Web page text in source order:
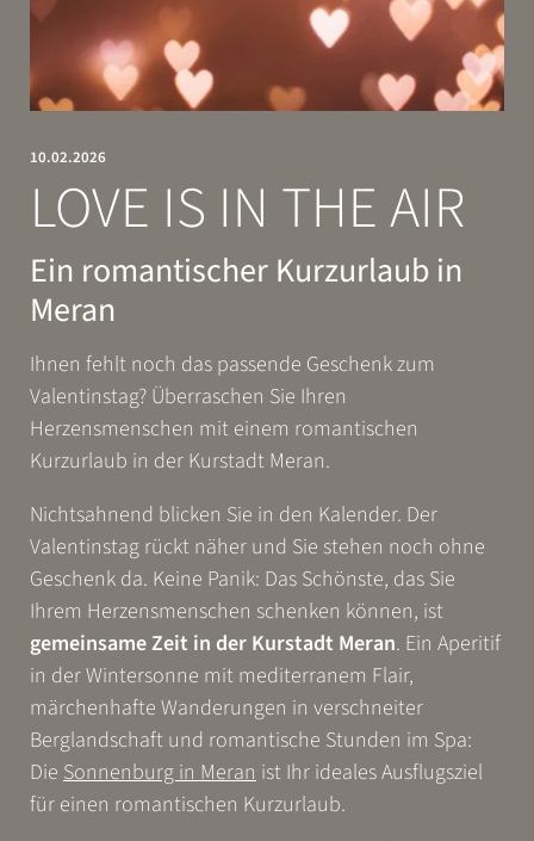
ENTSPANNEN
10.02.2026
LOVE IS IN THE AIR
Ein romantischer Kurzurlaub in
Meran
Ihnen fehlt noch das passende Geschenk zum
Valentinstag? Überraschen Sie Ihren
Herzensmenschen mit einem romantischen
Kurzurlaub in der Kurstadt Meran.
Nichtsahnend blicken Sie in den Kalender. Der
Valentinstag rückt näher und Sie stehen noch ohne
Geschenk da. Keine Panik: Das Schönste, das Sie
Ihrem Herzensmenschen schenken können, ist
gemeinsame Zeit in der Kurstadt Meran. Ein Aperitif
in der Wintersonne mit mediterranem Flair,
märchenhafte Wanderungen in verschneiter
Berglandschaft und romantische Stunden im Spa:
Die Sonnenburg in Meran ist Ihr ideales Ausflugsziel
für einen romantischen Kurzurlaub.